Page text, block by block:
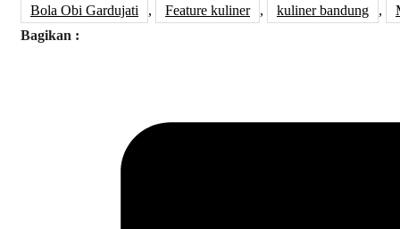
Bola Obi Gardujati , Feature kuliner , kuliner bandung ,
Bagikan :